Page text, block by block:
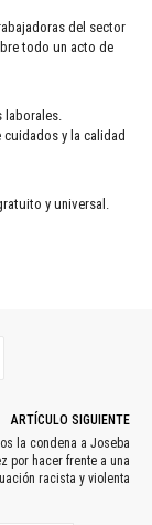
del sector
todo un acto de
y la calidad
y universal.
ARTÍCULO SIGUIENTE
la condena a Joseba
por hacer frente a una
racista y violenta